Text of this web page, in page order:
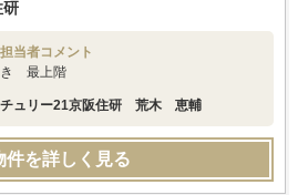
研
当者コメント
き 最上階
ュリー21京阪住研 荒木 恵輔
件を詳しく見る